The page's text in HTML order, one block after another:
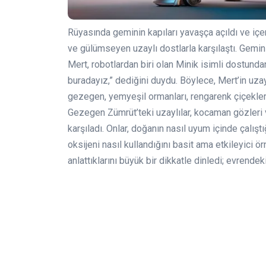
Rüyasında geminin kapıları yavaşça açıldı ve
ve gülümseyen uzaylı dostlarla karşılaştı.
Mert, robotlardan biri olan Minik isimli
buradayız,” dediğini duydu. Böylece, Mert’in
gezegen, yemyeşil ormanları, rengarenk
Gezegen Zümrüt’teki uzaylılar, kocaman
karşıladı. Onlar, doğanın nasıl uyum içinde
oksijeni nasıl kullandığını basit ama etkileyici
anlattıklarını büyük bir dikkatle dinledi;